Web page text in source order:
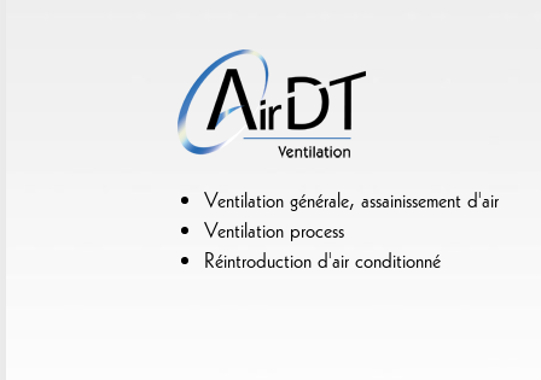
Ventilation générale, assainissement d'air
Ventilation process
Réintroduction d'air conditionné